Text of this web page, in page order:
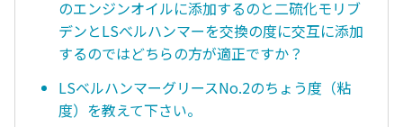
のエンジンオイルに添加するのと二硫化モリブ
デンとLSべルハンマーを交換の度に交互に添加
するのではどちらの方が適正ですか？
LSベルハンマーグリースNo.2のちょう度（粘
度）を教えて下さい。